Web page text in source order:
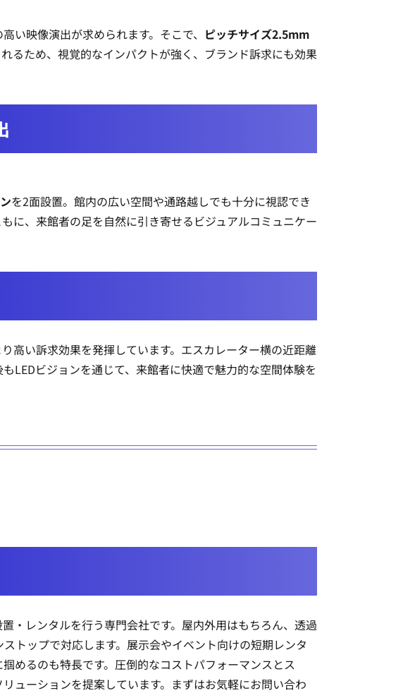
い映像演出が求められます。そこで、 ピッチサイズ2.5mm
るため、視覚的なインパクトが強く、ブランド訴求にも効果
を2面設置。館内の広い空間や通路越しでも十分に視認でき
に、来館者の足を自然に引き寄せるビジュアルコミュニケー
り高い訴求効果を発揮しています。エスカレーター横の近距離
LEDビジョンを通じて、来館者に快適で魅力的な空間体験を
・レンタルを行う専門会社です。屋内外用はもちろん、透過
トップで対応します。展示会やイベント向けの短期レンタ
めるのも特長です。圧倒的なコストパフォーマンスとス
ューションを提案しています。まずはお気軽にお問い合わ